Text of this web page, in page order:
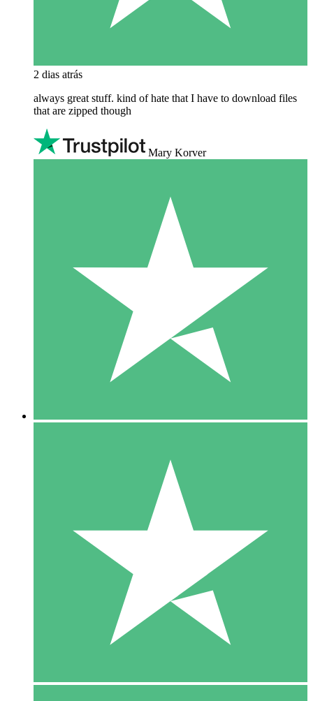
2 dias atrás
always great stuff. kind of hate that I have to download files
that are zipped though
Mary Korver